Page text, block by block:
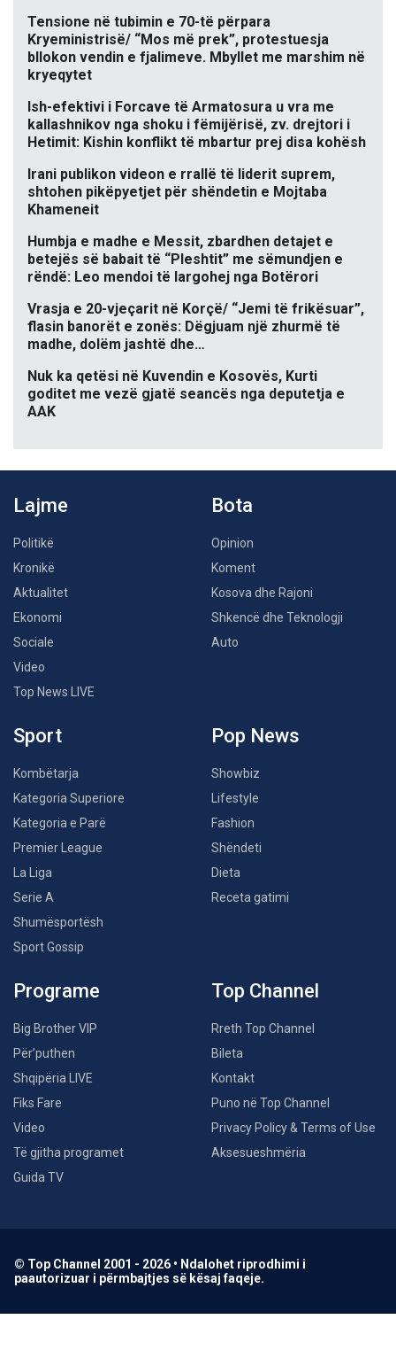
Tensione në tubimin e 70-të përpara
Kryeministrisë/ “Mos më prek”, protestuesja
bllokon vendin e fjalimeve. Mbyllet me marshim në
kryeqytet
Ish-efektivi i Forcave të Armatosura u vra me
kallashnikov nga shoku i fëmijërisë, zv. drejtori i
Hetimit: Kishin konflikt të mbartur prej disa kohësh
Irani publikon videon e rrallë të liderit suprem,
shtohen pikëpyetjet për shëndetin e Mojtaba
Khameneit
Humbja e madhe e Messit, zbardhen detajet e
betejës së babait të “Pleshtit” me sëmundjen e
rëndë: Leo mendoi të largohej nga Botërori
Vrasja e 20-vjeçarit në Korçë/ “Jemi të frikësuar”,
flasin banorët e zonës: Dëgjuam një zhurmë të
madhe, dolëm jashtë dhe…
Nuk ka qetësi në Kuvendin e Kosovës, Kurti
goditet me vezë gjatë seancës nga deputetja e
AAK
Lajme
Politikë
Kronikë
Aktualitet
Ekonomi
Sociale
Video
Top News LIVE
Bota
Opinion
Koment
Kosova dhe Rajoni
Shkencë dhe Teknologji
Auto
Sport
Kombëtarja
Kategoria Superiore
Kategoria e Parë
Premier League
La Liga
Serie A
Shumësportësh
Sport Gossip
Pop News
Showbiz
Lifestyle
Fashion
Shëndeti
Dieta
Receta gatimi
Programe
Big Brother VIP
Për’puthen
Shqipëria LIVE
Fiks Fare
Video
Të gjitha programet
Guida TV
Top Channel
Rreth Top Channel
Bileta
Kontakt
Puno në Top Channel
Privacy Policy & Terms of Use
Aksesueshmëria
© Top Channel 2001 - 2026 • Ndalohet riprodhimi i
paautorizuar i përmbajtjes së kësaj faqeje.